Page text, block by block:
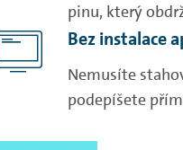
pinu, který
Bez instalace
Nemusíte
podepíšete